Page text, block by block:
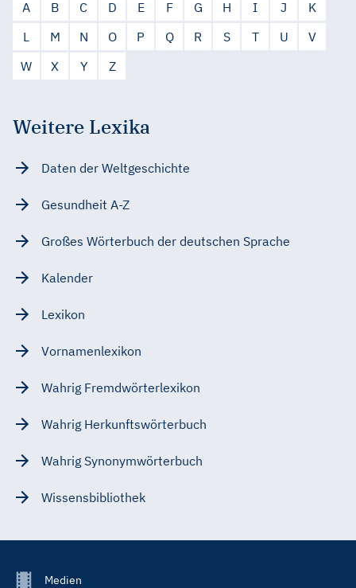
A B C D E F G H I J
K
L
M N O P Q R S T U
V
W
X Y Z
Weitere Lexika
Daten der Weltgeschichte
Gesundheit A-Z
Großes Wörterbuch der deutschen Sprache
Kalender
Lexikon
Vornamenlexikon
Wahrig Fremdwörterlexikon
Wahrig Herkunftswörterbuch
Wahrig Synonymwörterbuch
Wissensbibliothek
FooterMedien